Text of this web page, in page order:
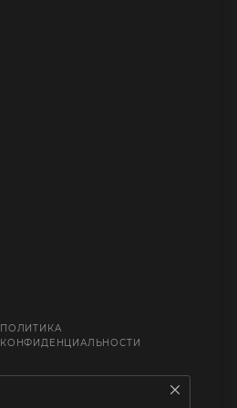
ПОЛИТИКА
КОНФИДЕНЦИАЛЬНОСТИ